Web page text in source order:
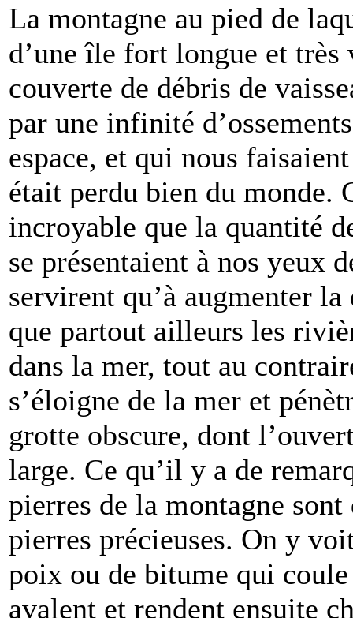
La montagne au pied de
d’une île fort longue et très
couverte de débris de
par une infinité
espace, et qui nous
était perdu bien du monde.
incroyable que la quantité
se présentaient à nos yeux
servirent qu’à augmenter
que partout ailleurs les
dans la mer, tout au
s’éloigne de la mer et
grotte obscure, dont
large. Ce qu’il y a de
pierres de la montagne
pierres précieuses. On y
poix ou de bitume qui
avalent et rendent ensuite